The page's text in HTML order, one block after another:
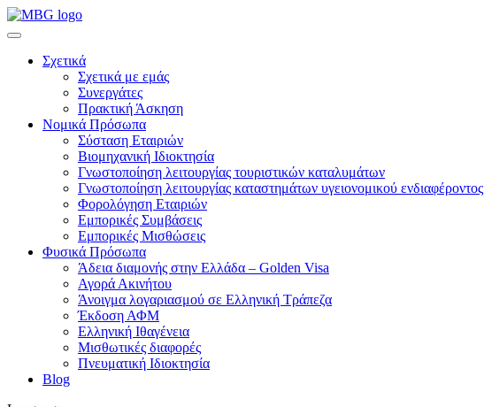
Σχετικά
Σχετικά με εμάς
Συνεργάτες
Πρακτική Άσκηση
Νομικά Πρόσωπα
Σύσταση Εταιριών
Βιομηχανική Ιδιοκτησία
Γνωστοποίηση λειτουργίας τουριστικών καταλυμάτων
Γνωστοποίηση λειτουργίας καταστημάτων υγειονομικού ενδιαφέροντος
Φορολόγηση Εταιριών
Εμπορικές Συμβάσεις
Εμπορικές Μισθώσεις
Φυσικά Πρόσωπα
Άδεια διαμονής στην Ελλάδα – Golden Visa
Αγορά Ακινήτου
Άνοιγμα λογαριασμού σε Ελληνική Τράπεζα
Έκδοση ΑΦΜ
Ελληνική Ιθαγένεια
Μισθωτικές διαφορές
Πνευματική Ιδιοκτησία
Blog